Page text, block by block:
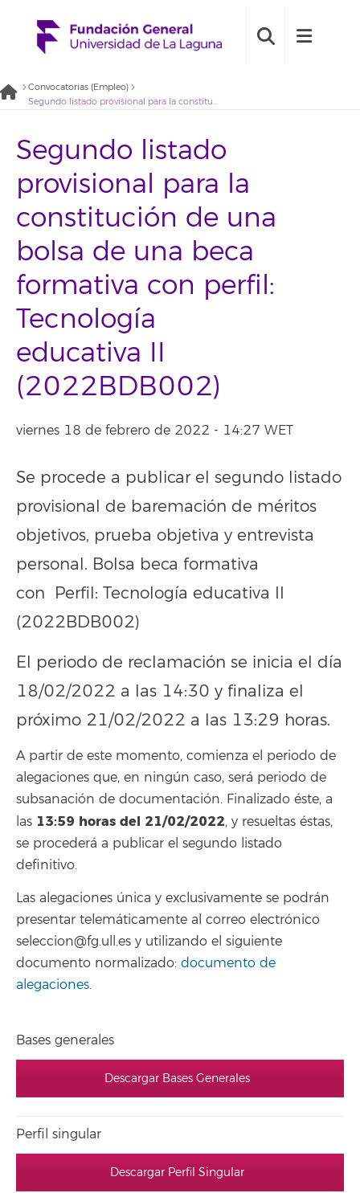
Convocatorias (Empleo)
Segundo listado provisional para la constitución de una bolsa de una beca formativa con perfil: Tecnología educativa II (2022BDB002)
Segundo listado
provisional para la
constitución de una
bolsa de una beca
formativa con perfil:
Tecnología
educativa II
(2022BDB002)
viernes 18 de febrero de 2022 - 14:27 WET
Se procede a publicar el segundo listado
provisional de baremación de méritos
objetivos, prueba objetiva y entrevista
personal. Bolsa beca formativa
con Perfil: Tecnología educativa II
(2022BDB002)
El periodo de reclamación se inicia el día
18/02/2022 a las 14:30 y finaliza el
próximo 21/02/2022 a las 13:29 horas.
A partir de este momento, comienza el periodo de
alegaciones que, en ningún caso, será periodo de
subsanación de documentación. Finalizado éste, a
las 13:59 horas del 21/02/2022, y resueltas éstas,
se procederá a publicar el segundo listado
definitivo.
Las alegaciones única y exclusivamente se podrán
presentar telemáticamente al correo electrónico
seleccion@fg.ull.es y utilizando el siguiente
documento normalizado: documento de
alegaciones.
Bases generales
Descargar Bases Generales
Perfil singular
Descargar Perfil Singular